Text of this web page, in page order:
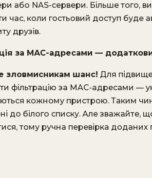
або NAS-сервери. Більше того,
час, коли гостьовий доступ
друзів.
за MAC-адресами —
зловмисникам шанс! Для
фільтрацію за MAC-адресами —
кожному пристрою. Таким
до білого списку. Але
тому ручна перевірка доданих